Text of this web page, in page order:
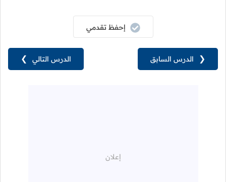
الدرس التالي ❯
إحفظ تقدمي
❮ الدرس السابق